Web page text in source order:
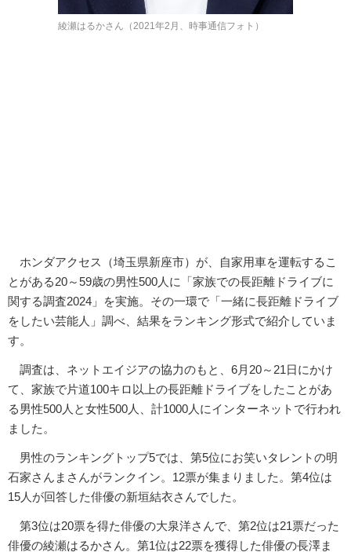
綾瀬はるかさん（2021年2月、時事通信フォト）
ホンダアクセス（埼玉県新座市）が、自家用車を運転するこ
とがある20～59歳の男性500人に「家族での長距離ドライブに
関する調査2024」を実施。その一環で「一緒に長距離ドライブ
をしたい芸能人」調べ、結果をランキング形式で紹介していま
す。
調査は、ネットエイジアの協力のもと、6月20～21日にかけ
て、家族で片道100キロ以上の長距離ドライブをしたことがあ
る男性500人と女性500人、計1000人にインターネットで行われ
ました。
男性のランキングトップ5では、第5位にお笑いタレントの明
石家さんまさんがランクイン。12票が集まりました。第4位は
15人が回答した俳優の新垣結衣さんでした。
第3位は20票を得た俳優の大泉洋さんで、第2位は21票だった
俳優の綾瀬はるかさん。第1位は22票を獲得した俳優の長澤ま